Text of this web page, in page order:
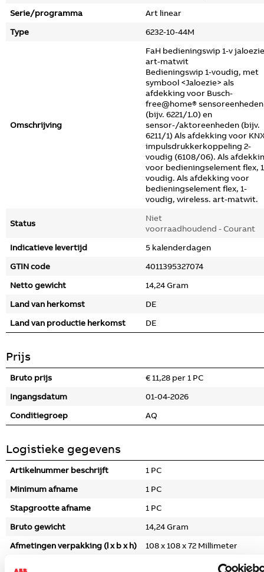
Serie/programma
Art linear
Type
6232-10-44M
Omschrijving
FaH bedieningswip 1-v jaloezie
art-matwit
Bedieningswip 1-voudig, met
symbool <Jaloezie> als
afdekking voor Busch-
free@home® sensoreenheden
(bijv. 6221/1.0) en
sensor-/aktoreenheden (bijv.
6211/1) Als afdekking voor
impulsdrukkerkoppeling 2-
voudig (6108/06). Als
voor bedieningselement flex,
voudig. Als afdekking voor
bedieningselement flex, 1-
voudig, wireless. art-matwit.
Status
Niet
voorraadhoudend - Courant
Indicatieve levertijd
5 kalenderdagen
GTIN code
4011395327074
Netto gewicht
14,24 Gram
Land van herkomst
DE
Land van productie herkomst
DE
Prijs
Bruto prijs
€ 11,28 per 1 PC
Ingangsdatum
01-04-2026
Conditiegroep
AQ
Logistieke gegevens
Artikelnummer beschrijft
1 PC
Minimum afname
1 PC
Stapgrootte afname
1 PC
Bruto gewicht
14,24 Gram
Afmetingen verpakking (l x b x h)
108 x 108 x 72 Millimeter